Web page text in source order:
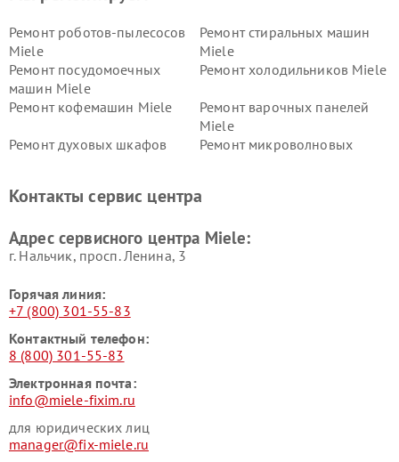
Ремонт роботов-пылесосов
Miele
Ремонт стиральных машин
Miele
Ремонт посудомоечных
машин Miele
Ремонт холодильников Miele
Ремонт кофемашин Miele
Ремонт варочных панелей
Miele
Ремонт духовых шкафов
Ремонт микроволновых
Miele
Miele
пылесосов Miele
Контакты сервис центра
Адрес сервисного центра Miele:
г. Нальчик, просп. Ленина, 3
Горячая линия:
+7 (800) 301-55-83
Контактный телефон:
8 (800) 301-55-83
Электронная почта:
info@miele-fixim.ru
для юридических лиц
manager@fix-miele.ru